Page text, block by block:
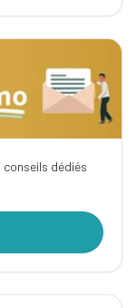
dédiés